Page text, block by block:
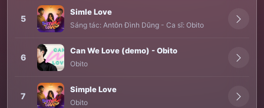
5
Simle Love
Sáng tác: Antôn Đình Dũng - Ca sĩ: Obito
6
Can We Love (demo) - Obito
Obito
7
Simple Love
Obito